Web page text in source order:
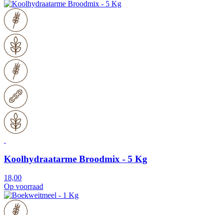
Koolhydraatarme Broodmix - 5 Kg
18,00
Op voorraad